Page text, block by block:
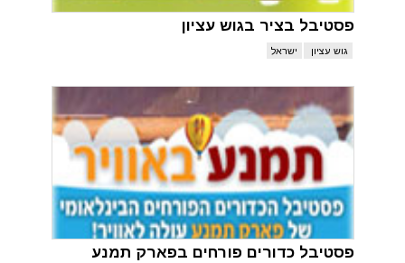
פסטיבל בציר בגוש עציון
גוש עציון ישראל
פסטיבל כדורים פורחים בפארק תמנע